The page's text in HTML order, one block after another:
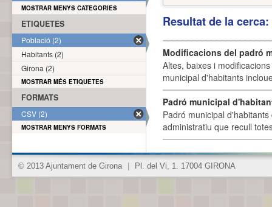
Resultat de la
Modificacions del padró
Altes, baixes i
municipal d'habitants
Padró municipal
Padró municipal
administratiu que recull
MOSTRAR MENYS CATEGORIES
ETIQUETES
Població (2)
Habitants (2)
Girona (2)
MOSTRAR MÉS ETIQUETES
FORMATS
CSV (2)
MOSTRAR MENYS FORMATS
© 2013 Ajuntament de Girona Pl. del Vi, 1. 17004 GIRONA